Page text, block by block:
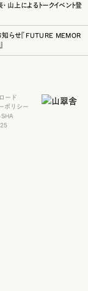
山上によるトークイベント登
らせ『FUTURE MEMOR
ード
ポリシー